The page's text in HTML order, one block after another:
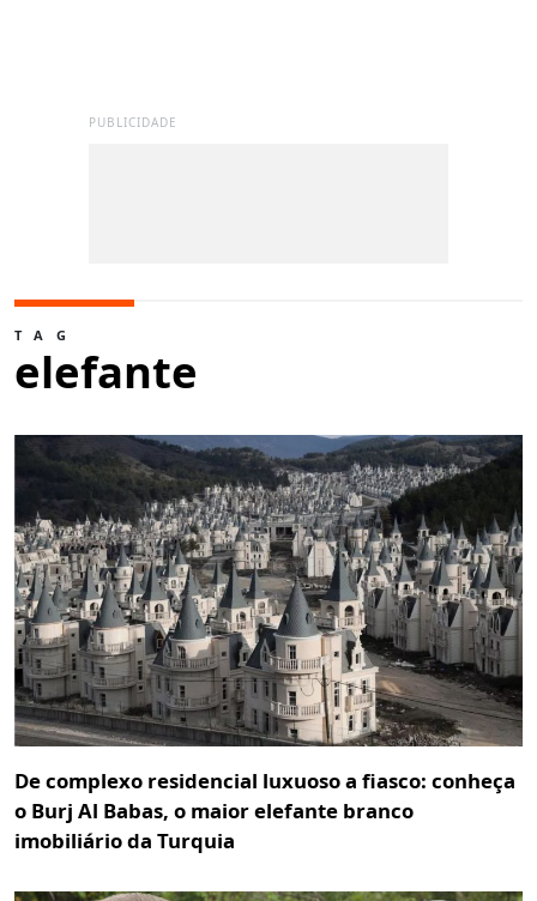
PUBLICIDADE
TAG
elefante
De complexo residencial luxuoso a fiasco: conheça
o Burj Al Babas, o maior elefante branco
imobiliário da Turquia